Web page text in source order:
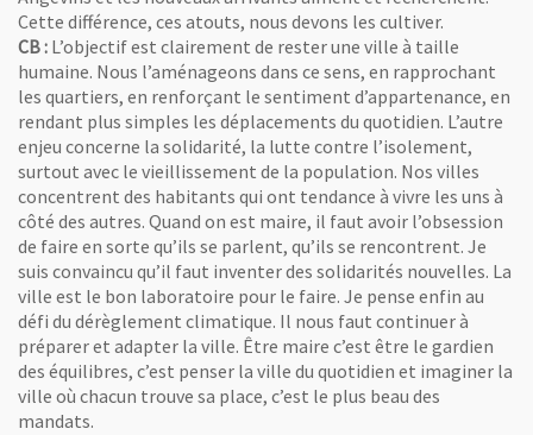
Cette différence, ces atouts, nous devons les cultiver.
CB : L’objectif est clairement de rester une ville à taille
humaine. Nous l’aménageons dans ce sens, en rapprochant
les quartiers, en renforçant le sentiment d’appartenance, en
rendant plus simples les déplacements du quotidien. L’autre
enjeu concerne la solidarité, la lutte contre l’isolement,
surtout avec le vieillissement de la population. Nos villes
concentrent des habitants qui ont tendance à vivre les uns à
côté des autres. Quand on est maire, il faut avoir l’obsession
de faire en sorte qu’ils se parlent, qu’ils se rencontrent. Je
suis convaincu qu’il faut inventer des solidarités nouvelles. La
ville est le bon laboratoire pour le faire. Je pense enfin au
défi du dérèglement climatique. Il nous faut continuer à
préparer et adapter la ville. Être maire c’est être le gardien
des équilibres, c’est penser la ville du quotidien et imaginer la
ville où chacun trouve sa place, c’est le plus beau des
mandats.